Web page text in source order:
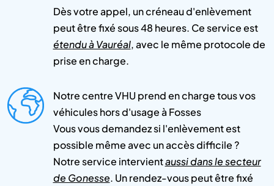
Dès votre appel, un créneau d'enlèvement
peut être fixé sous 48 heures. Ce service est
étendu à Vauréal, avec le même protocole de
prise en charge.
Notre centre VHU prend en charge tous vos
véhicules hors d'usage à Fosses
Vous vous demandez si l'enlèvement est
possible même avec un accès difficile ?
Notre service intervientaussi dans le secteur
de Gonesse. Un rendez-vous peut être fixé